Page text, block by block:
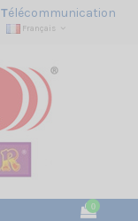
Télécommunication
Français
0